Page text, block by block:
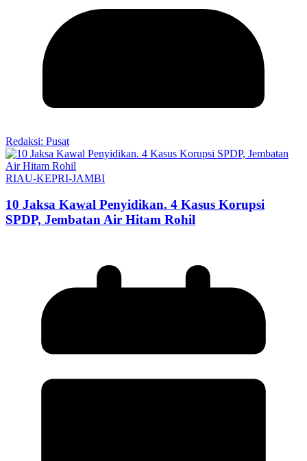
Redaksi: Pusat
RIAU-KEPRI-JAMBI
10 Jaksa Kawal Penyidikan. 4 Kasus Korupsi
SPDP, Jembatan Air Hitam Rohil